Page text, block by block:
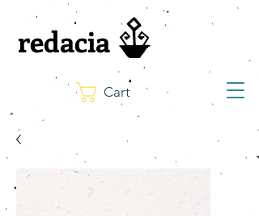
Cart
redacia